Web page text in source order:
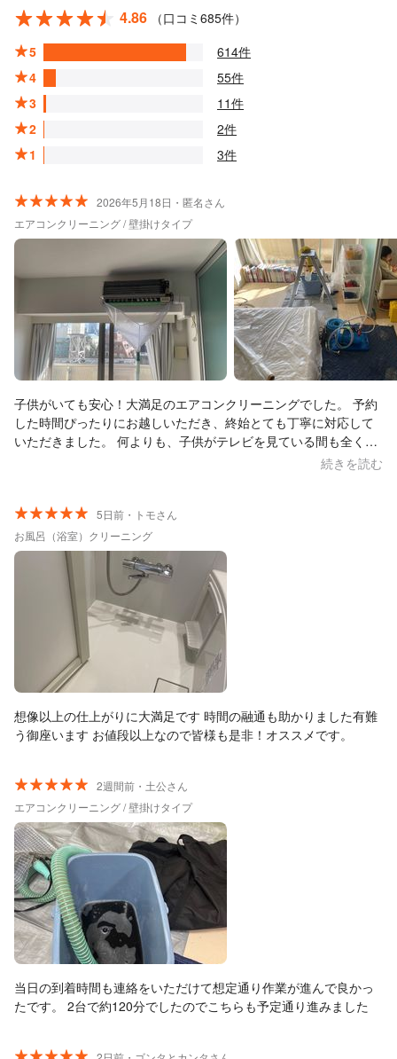
4.86
（口コミ685件）
5
614件
4
55件
3
11件
2
2件
1
3件
2026年5月18日・匿名さん
エアコンクリーニング / 壁掛けタイプ
子供がいても安心！大満足のエアコンクリーニングでした。 予約
した時間ぴったりにお越しいただき、終始とても丁寧に対応して
いただきました。 何よりも、子供がテレビを見ている間も全く邪
魔にならないよう、細やかな気配りをしていただきながらピカピ
り、今後のメンテナンス方法についても詳しく教えていただきま
した。 子供の物で部屋が少し散らかっている状態だったのです
が、こちらで事前に片付ける必要もなく、そのままの環境で作業
を進めてくださったので、特別な準備をせずに済んでとても助か
りました。 また、思っていたよりも早く作業を完了してくださ
り、あっという間に綺麗なエアコンを使えるようになりました。
本格的な夏を迎える前に、スッキリ綺麗にしていただき本当にあ
りがとうございました。次回もぜひまたお願いしたいと思えるほ
ど、とても親切な方でした！
続きを読む
5日前・トモさん
お風呂（浴室）クリーニング
想像以上の仕上がりに大満足です 時間の融通も助かりました有難
う御座います お値段以上なので皆様も是非！オススメです。
2週間前・土公さん
エアコンクリーニング / 壁掛けタイプ
当日の到着時間も連絡をいただけて想定通り作業が進んで良かっ
たです。 2台で約120分でしたのでこちらも予定通り進みました